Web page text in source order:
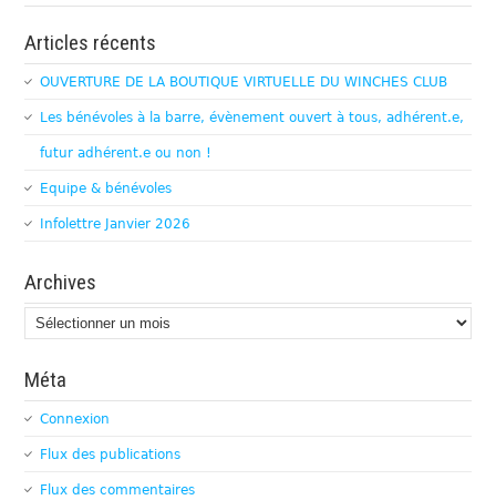
Articles récents
OUVERTURE DE LA BOUTIQUE VIRTUELLE DU WINCHES CLUB
Les bénévoles à la barre, évènement ouvert à tous, adhérent.e,
futur adhérent.e ou non !
Equipe & bénévoles
Infolettre Janvier 2026
Archives
Archives
Méta
Connexion
Flux des publications
Flux des commentaires